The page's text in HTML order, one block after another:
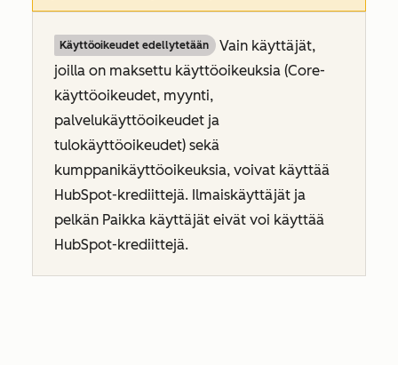
Käyttöoikeudet edellytetään
Vain käyttäjät,
joilla on maksettu käyttöoikeuksia (Core-
käyttöoikeudet, myynti,
palvelukäyttöoikeudet ja
tulokäyttöoikeudet) sekä
kumppanikäyttöoikeuksia, voivat käyttää
HubSpot-krediittejä. Ilmaiskäyttäjät ja
pelkän Paikka käyttäjät eivät voi käyttää
HubSpot-krediittejä.